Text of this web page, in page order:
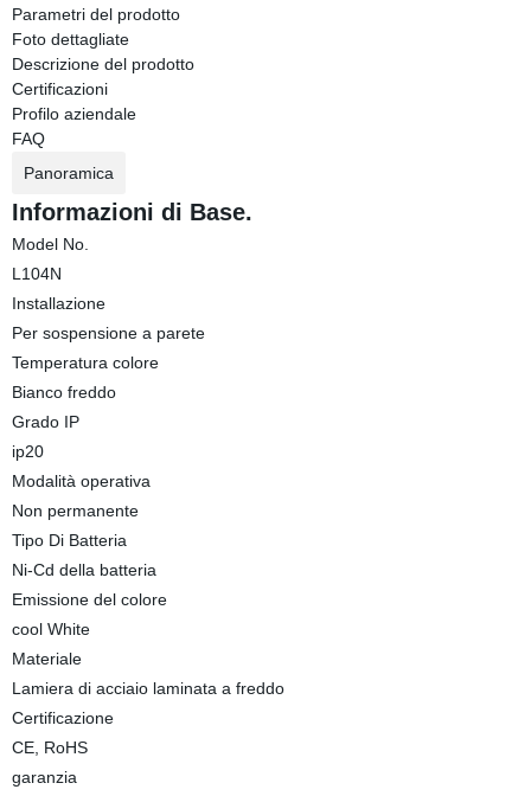
Parametri del prodotto
Foto dettagliate
Descrizione del prodotto
Certificazioni
Profilo aziendale
FAQ
Panoramica
Informazioni di Base.
Model No.
L104N
Installazione
Per sospensione a parete
Temperatura colore
Bianco freddo
Grado IP
ip20
Modalità operativa
Non permanente
Tipo Di Batteria
Ni-Cd della batteria
Emissione del colore
cool White
Materiale
Lamiera di acciaio laminata a freddo
Certificazione
CE, RoHS
garanzia